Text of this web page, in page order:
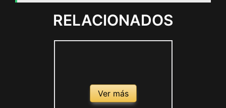
RELACIONADOS
Ver más